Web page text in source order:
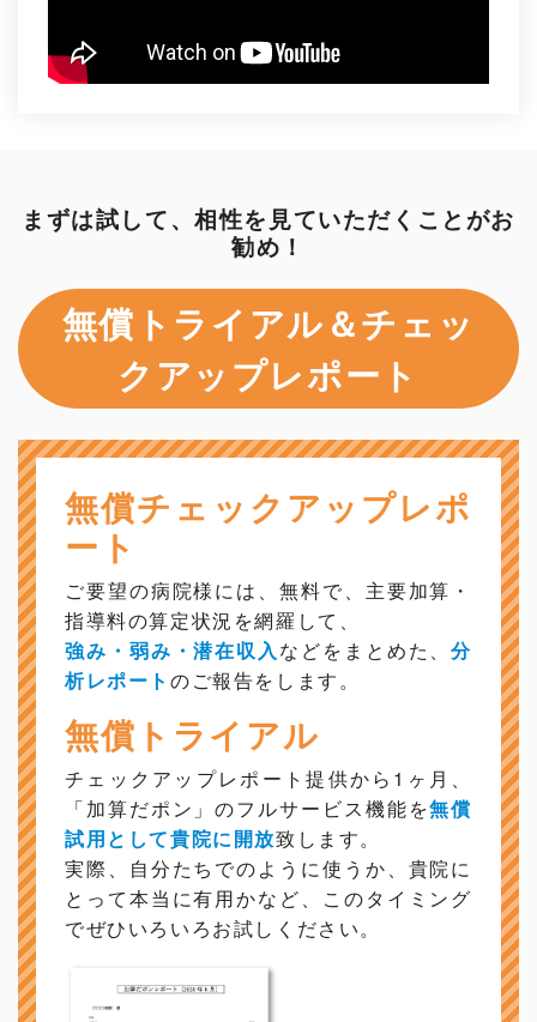
まずは試して、相性を見ていただくことがお
勧め！
無償トライアル＆チェッ
クアップレポート
無償チェックアップレポ
ート
ご要望の病院様には、無料で、主要加算・
指導料の算定状況を網羅して、
強み・弱み・潜在収入などをまとめた、分
析レポート のご報告をします。
無償トライアル
チェックアップレポート提供から1ヶ月、
「加算だポン」のフルサービス機能を無償
試用として貴院に開放致します。
実際、自分たちでのように使うか、貴院に
とって本当に有用かなど、このタイミング
でぜひいろいろお試しください。